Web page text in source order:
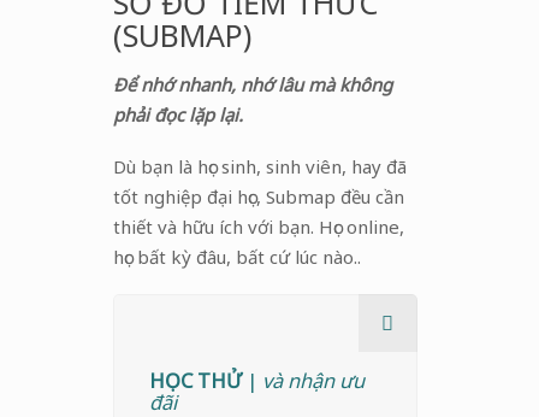
(SUBMAP)
Để nhớ nhanh, nhớ lâu mà không
phải đọc lặp lại.
Dù bạn là học sinh, sinh viên, hay đã
tốt nghiệp đại học, Submap đều cần
thiết và hữu ích với bạn. Học online,
học bất kỳ đâu, bất cứ lúc nào..
HỌC THỬ | và nhận ưu
đãi